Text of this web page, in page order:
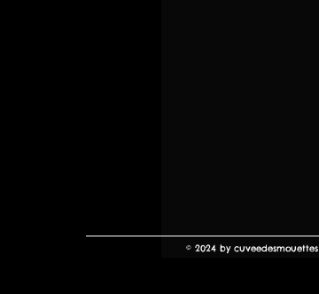
© 2024 by cuveedesmouettes